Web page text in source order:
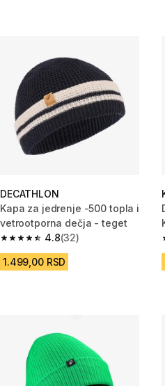
DECATHLON
Kapa za jedrenje -500 topla i
vetrootporna dečja - teget
4.8
4.8 od 5 zvezdica from 32
(32)
1.499,00 RSD